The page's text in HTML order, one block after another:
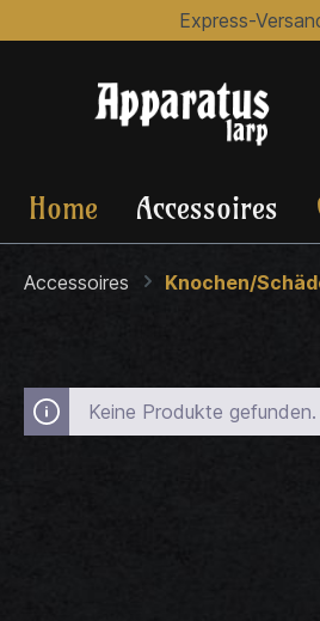
Express-
Home Accessoires
Accessoires Knochen/
Keine Produkte gefunden.